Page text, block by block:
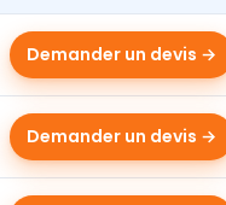
Demander un devis →
Demander un devis →